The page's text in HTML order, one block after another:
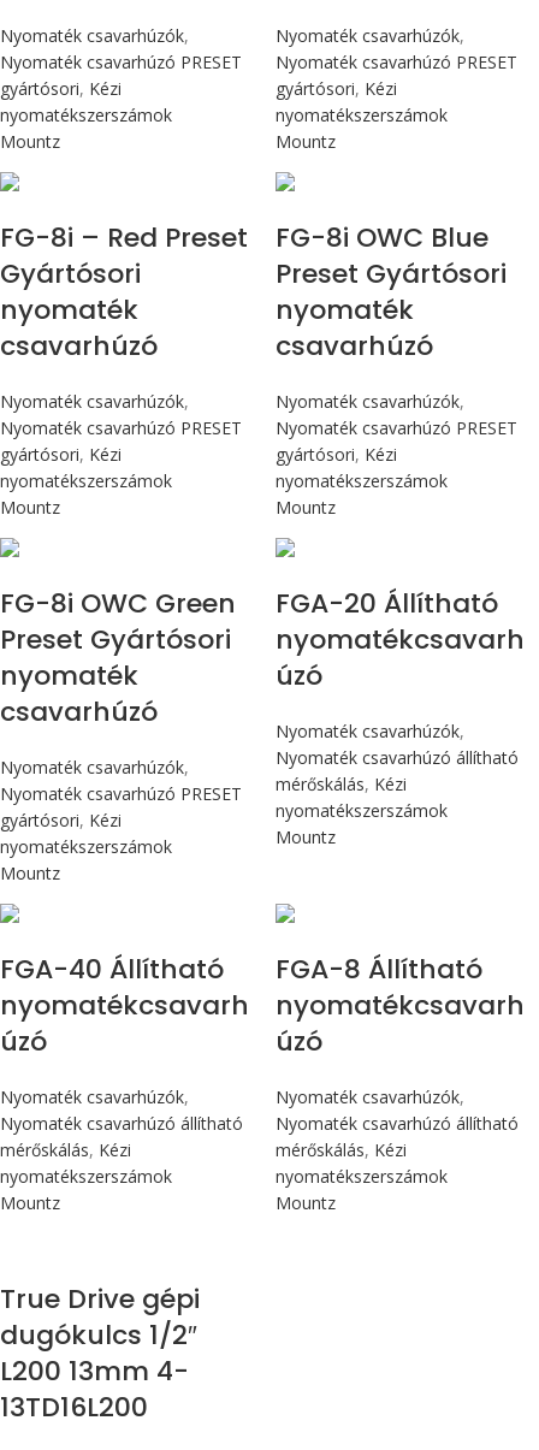
Nyomaték csavarhúzók,
Nyomaték csavarhúzó PRESET
gyártósori, Kézi
nyomatékszerszámok
Mountz
Nyomaték csavarhúzók,
Nyomaték csavarhúzó PRESET
gyártósori, Kézi
nyomatékszerszámok
Mountz
FG-8i – Red Preset
Gyártósori
nyomaték
csavarhúzó
Nyomaték csavarhúzók,
Nyomaték csavarhúzó PRESET
gyártósori, Kézi
nyomatékszerszámok
Mountz
FG-8i OWC Blue
Preset Gyártósori
nyomaték
csavarhúzó
Nyomaték csavarhúzók,
Nyomaték csavarhúzó PRESET
gyártósori, Kézi
nyomatékszerszámok
Mountz
FG-8i OWC Green
Preset Gyártósori
nyomaték
csavarhúzó
Nyomaték csavarhúzók,
Nyomaték csavarhúzó PRESET
gyártósori, Kézi
nyomatékszerszámok
Mountz
FGA-20 Állítható
nyomatékcsavarh
úzó
Nyomaték csavarhúzók,
Nyomaték csavarhúzó állítható
mérőskálás, Kézi
nyomatékszerszámok
Mountz
FGA-40 Állítható
nyomatékcsavarh
úzó
Nyomaték csavarhúzók,
Nyomaték csavarhúzó állítható
mérőskálás, Kézi
nyomatékszerszámok
Mountz
FGA-8 Állítható
nyomatékcsavarh
úzó
Nyomaték csavarhúzók,
Nyomaték csavarhúzó állítható
mérőskálás, Kézi
nyomatékszerszámok
Mountz
True Drive gépi
dugókulcs 1/2″
L200 13mm 4-
13TD16L200